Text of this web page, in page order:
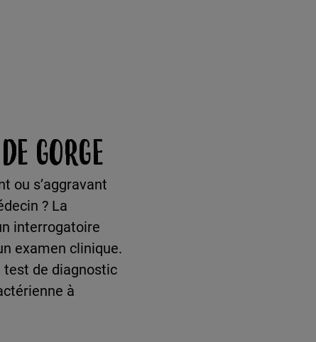
GORGE
ou s’aggravant
? La
interrogatoire
examen clinique.
test de diagnostic
à